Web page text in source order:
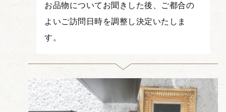
お品物についてお聞きした後、ご都合の
よいご訪問日時を調整し決定いたしま
す。